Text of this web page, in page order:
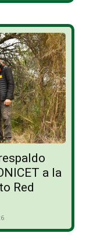
a la
Red